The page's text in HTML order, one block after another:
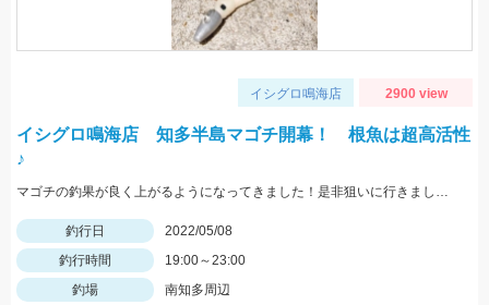
イシグロ鳴海店 2900 view
イシグロ鳴海店 知多半島マゴチ開幕！ 根魚は超高活性
♪
マゴチの釣果が良く上がるようになってきました！是非狙いに行きましょう♪
釣行日
2022/05/08
釣行時間
19:00～23:00
釣場
南知多周辺